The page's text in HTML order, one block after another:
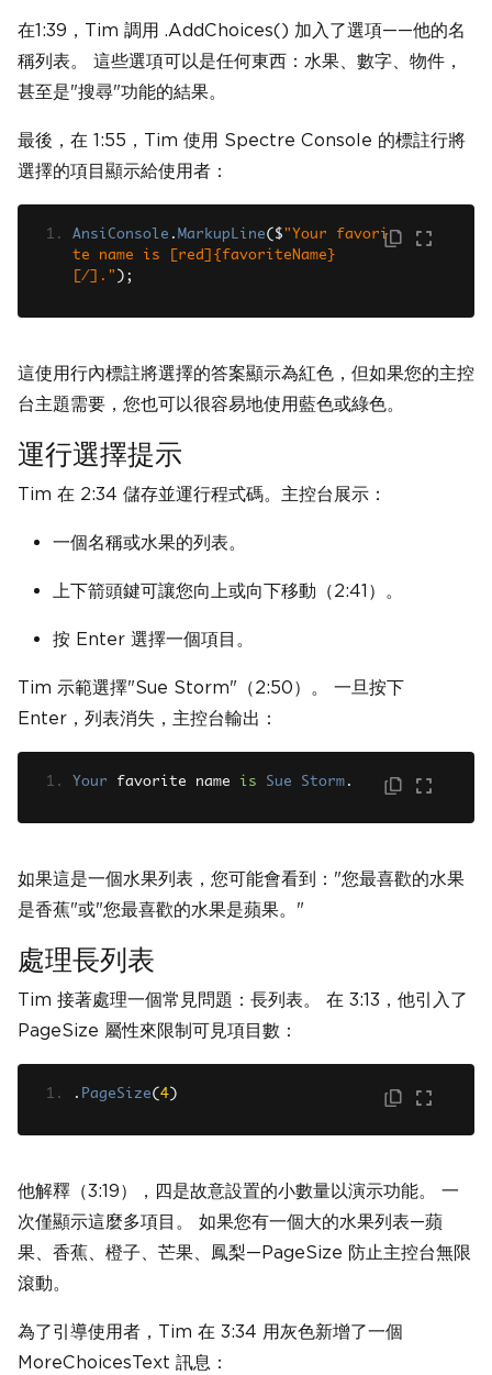
在1:39，Tim 調用 .AddChoices() 加入了選項——他的名
稱列表。 這些選項可以是任何東西：水果、數字、物件，
甚至是"搜尋"功能的結果。
最後，在 1:55，Tim 使用 Spectre Console 的標註行將
選擇的項目顯示給使用者：
AnsiConsole . MarkupLine( $ "Your favori
te name is [red]{favoriteName}
[/]." );
這使用行內標註將選擇的答案顯示為紅色，但如果您的主控
台主題需要，您也可以很容易地使用藍色或綠色。
運行選擇提示
Tim 在 2:34 儲存並運行程式碼。主控台展示：
一個名稱或水果的列表。
上下箭頭鍵可讓您向上或向下移動（2:41）。
按 Enter 選擇一個項目。
Tim 示範選擇"Sue Storm"（2:50）。 一旦按下
Enter，列表消失，主控台輸出：
Your favorite name is Sue Storm .
如果這是一個水果列表，您可能會看到："您最喜歡的水果
是香蕉"或"您最喜歡的水果是蘋果。"
處理長列表
Tim 接著處理一個常見問題：長列表。 在 3:13，他引入了
PageSize 屬性來限制可見項目數：
. PageSize( 4 )
他解釋（3:19），四是故意設置的小數量以演示功能。 一
次僅顯示這麼多項目。 如果您有一個大的水果列表—蘋
果、香蕉、橙子、芒果、鳳梨—PageSize 防止主控台無限
滾動。
為了引導使用者，Tim 在 3:34 用灰色新增了一個
MoreChoicesText 訊息：